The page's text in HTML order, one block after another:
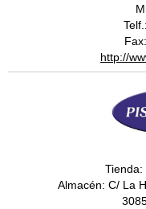
http://
Tienda:
Almacén: C/ La